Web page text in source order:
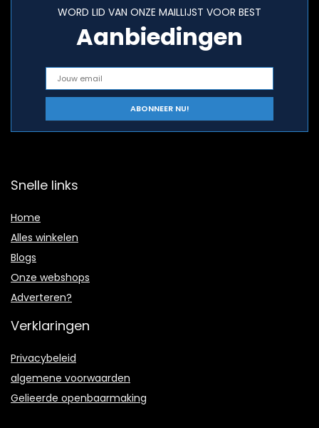
WORD LID VAN ONZE MAILLIJST VOOR BEST
Aanbiedingen
Snelle links
Home
Alles winkelen
Blogs
Onze webshops
Adverteren?
Verklaringen
Privacybeleid
algemene voorwaarden
Gelieerde openbaarmaking